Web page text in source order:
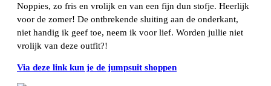
Noppies, zo fris en vrolijk en van een fijn dun stofje. Heerlijk
voor de zomer! De ontbrekende sluiting aan de onderkant,
niet handig ik geef toe, neem ik voor lief. Worden jullie niet
vrolijk van deze outfit?!
Via deze link kun je de jumpsuit shoppen